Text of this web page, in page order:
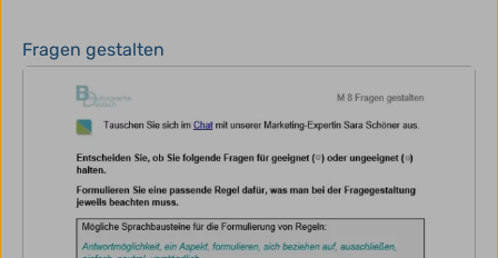
Fragen gestalten